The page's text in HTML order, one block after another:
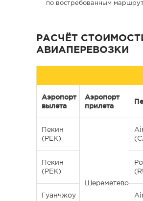
по востребованным
РАСЧЁТ
АВИАПЕРЕВОЗКИ
Аэропорт
вылета
Аэропорт
прилета
Пекин
(PEK)
Шереметево
Пекин
(PEK)
Гуанчжоу